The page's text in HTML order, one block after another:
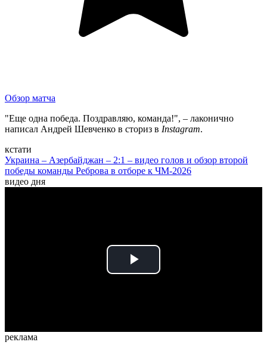
Обзор матча
"Еще одна победа. Поздравляю, команда!", – лаконично
написал Андрей Шевченко в сториз в Instagram.
кстати
Украина – Азербайджан – 2:1 – видео голов и обзор второй
победы команды Реброва в отборе к ЧМ-2026
видео дня
Play
реклама